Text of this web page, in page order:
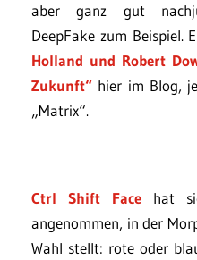
aber ganz gut
DeepFake zum Beispiel.
Holland und Robert
Zukunft“ hier im Blog,
„Matrix“.
Ctrl Shift Face hat
angenommen, in der
Wahl stellt: rote oder